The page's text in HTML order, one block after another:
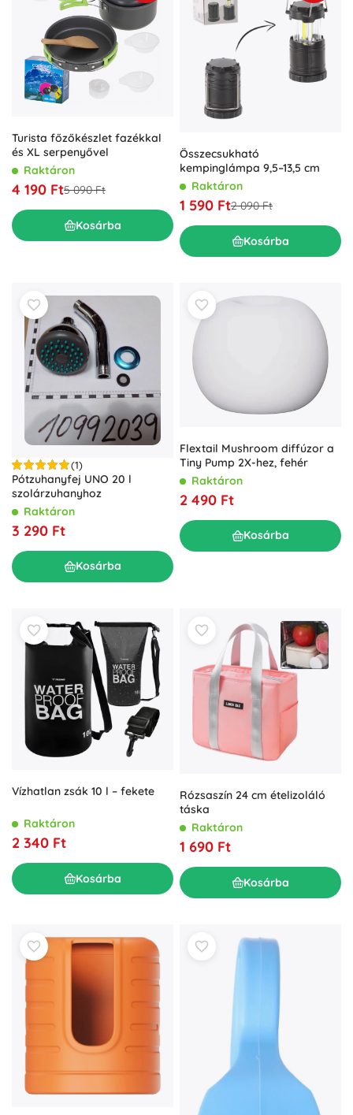
Turista főzőkészlet fazékkal
és XL serpenyővel
Raktáron
4 190 Ft5 090 Ft
Kosárba
Összecsukható
kempinglámpa 9,5–13,5 cm
Raktáron
1 590 Ft2 090 Ft
Kosárba
(1)
Pótzuhanyfej UNO 20 l
szolárzuhanyhoz
Raktáron
3 290 Ft
Kosárba
Flextail Mushroom diffúzor a
Tiny Pump 2X-hez, fehér
Raktáron
2 490 Ft
Kosárba
Vízhatlan zsák 10 l – fekete
Raktáron
2 340 Ft
Kosárba
Rózsaszín 24 cm ételizoláló
táska
Raktáron
1 690 Ft
Kosárba